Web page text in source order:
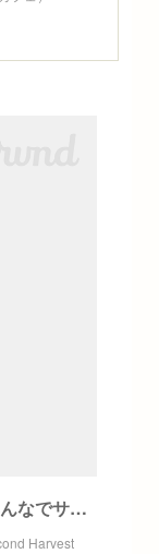
Kids Café | こども達の成長をみんなでサポートするカフェ
Harvest